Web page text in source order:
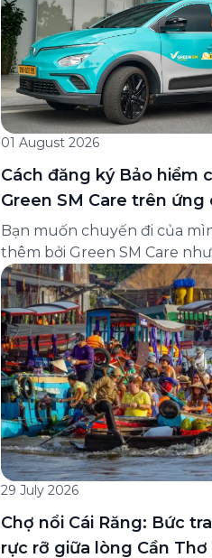
01 August 2026
Cách đăng ký Bảo hiểm
Green SM Care trên ứng
SM
Bạn muốn chuyến đi của
thêm bởi Green SM Care
đăng ký ở đâu? Bài viết dưới
dẫn chi tiết cách tham gia
gói bảo hiểm này ngay trên
SM, cùng những lưu ý
[…]
29 July 2026
Chợ nổi Cái Răng: Bức
rực rỡ giữa lòng Cần Thơ